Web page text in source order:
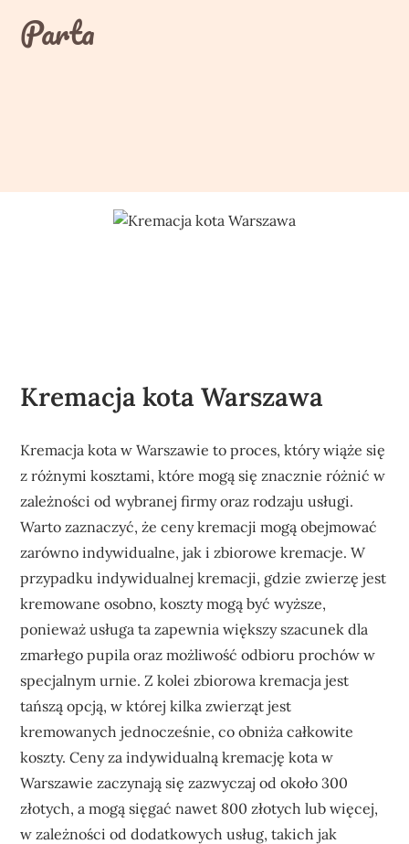
contentParta
Kremacja kota Warszawa
Kremacja kota w Warszawie to proces, który wiąże się
z różnymi kosztami, które mogą się znacznie różnić w
zależności od wybranej firmy oraz rodzaju usługi.
Warto zaznaczyć, że ceny kremacji mogą obejmować
zarówno indywidualne, jak i zbiorowe kremacje. W
przypadku indywidualnej kremacji, gdzie zwierzę jest
kremowane osobno, koszty mogą być wyższe,
ponieważ usługa ta zapewnia większy szacunek dla
zmarłego pupila oraz możliwość odbioru prochów w
specjalnym urnie. Z kolei zbiorowa kremacja jest
tańszą opcją, w której kilka zwierząt jest
kremowanych jednocześnie, co obniża całkowite
koszty. Ceny za indywidualną kremację kota w
Warszawie zaczynają się zazwyczaj od około 300
złotych, a mogą sięgać nawet 800 złotych lub więcej,
w zależności od dodatkowych usług, takich jak